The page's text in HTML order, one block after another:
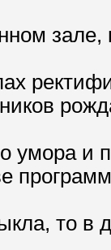
умора и
то в